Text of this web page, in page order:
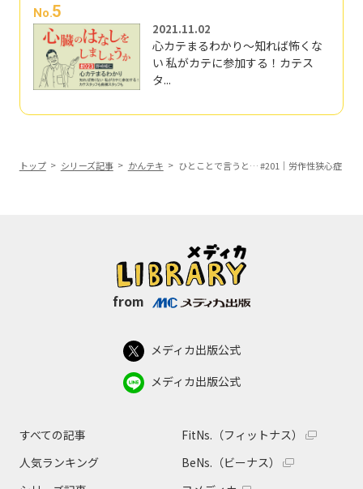
No.5
2021.11.02
心カテまるわかり～知れば怖くな
い 私がカテに参加する！カテス
タ...
トップ シリーズ記事 かんテキ ひとことで言うと… #201｜労作性狭心症
from
メディカ出版公式
メディカ出版公式
すべての記事
人気ランキング
FitNs.（フィットナス）
BeNs.（ビーナス）